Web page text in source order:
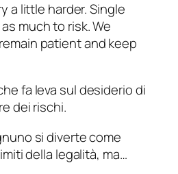
a little harder. Single
much to risk. We
patient and keep
fa leva sul desiderio di
dei rischi.
si diverte come
della legalità, ma…